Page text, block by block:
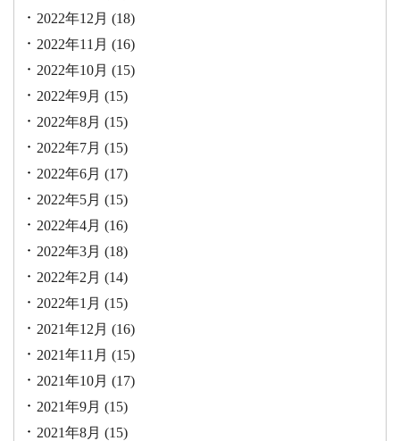
2022年12月 (18)
2022年11月 (16)
2022年10月 (15)
2022年9月 (15)
2022年8月 (15)
2022年7月 (15)
2022年6月 (17)
2022年5月 (15)
2022年4月 (16)
2022年3月 (18)
2022年2月 (14)
2022年1月 (15)
2021年12月 (16)
2021年11月 (15)
2021年10月 (17)
2021年9月 (15)
2021年8月 (15)